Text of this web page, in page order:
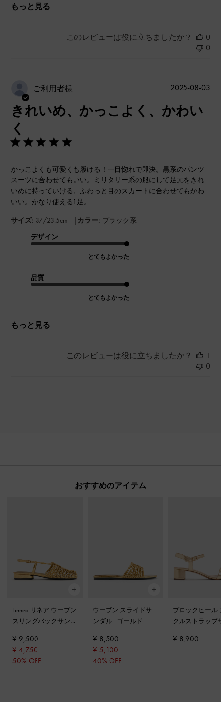
もっと見る
このレビューは役に立ちましたか？
0
0
ご利用者様
きれいめ、かっこよく、かわい
く
かっこよくも可愛くも履ける！一目惚れで即決。黒系のパンツ
スーツに合わせてもいい。ミリタリー系の服にして足元をきれ
いめに持っていける。ふわっと目のスカートに合わせてもかわ
いい。かなり使える1足。
サイズ: 37/23.5cm | カラー: ブラック系
デザイン
とてもよかった
品質
とてもよかった
もっと見る
公
2025-08-03
このレビューは役に立ちましたか？
1
0
おすすめのアイテム
Linnea リネア ウーブン
スリングバックサンダ
¥ 9,500
¥ 4,750
50% OFF
ウーブン スライドサ
ンダル- ゴールド
¥ 8,500
¥ 5,100
40% OFF
ブロックヒール
クルストラップ
¥ 8,900